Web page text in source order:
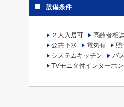
設備条件
２人入居可 高齢者相談
公共下水
電気有 照
システムキッチン
バ
TVモニタ付インターホン